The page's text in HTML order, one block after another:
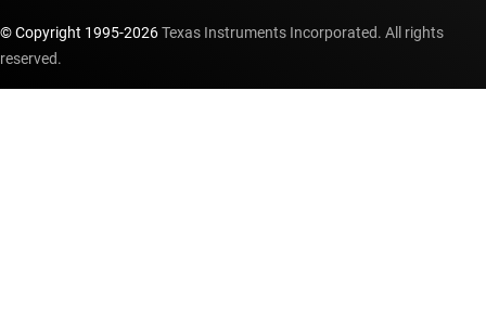
© Copyright 1995-2026Texas Instruments Incorporated. All rights
reserved.